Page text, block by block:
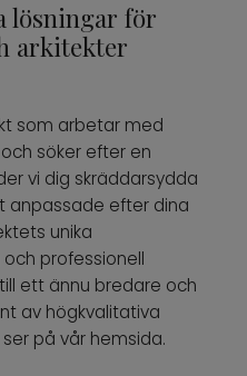
lösningar för
arkitekter
som arbetar med
söker efter en
vi dig skräddarsydda
anpassade efter dina
unika
professionell
ett ännu bredare och
av högkvalitativa
på vår hemsida.